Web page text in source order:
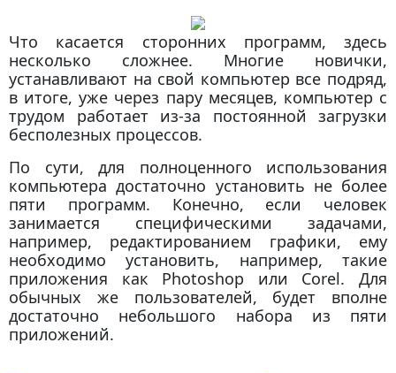
Что касается сторонних программ, здесь
несколько сложнее. Многие новички,
устанавливают на свой компьютер все подряд,
в итоге, уже через пару месяцев, компьютер с
трудом работает из-за постоянной загрузки
бесполезных процессов.
По сути, для полноценного использования
компьютера достаточно установить не более
пяти программ. Конечно, если человек
занимается специфическими задачами,
например, редактированием графики, ему
необходимо установить, например, такие
приложения как Photoshop или Corel. Для
обычных же пользователей, будет вполне
достаточно небольшого набора из пяти
приложений.